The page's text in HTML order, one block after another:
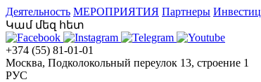
Деятельность МЕРОПРИЯТИЯ Партнеры
Կամ մեզ հետ
+374 (55) 81-01-01
Москва, Подколокольный переулок 13, строение 1
РУС